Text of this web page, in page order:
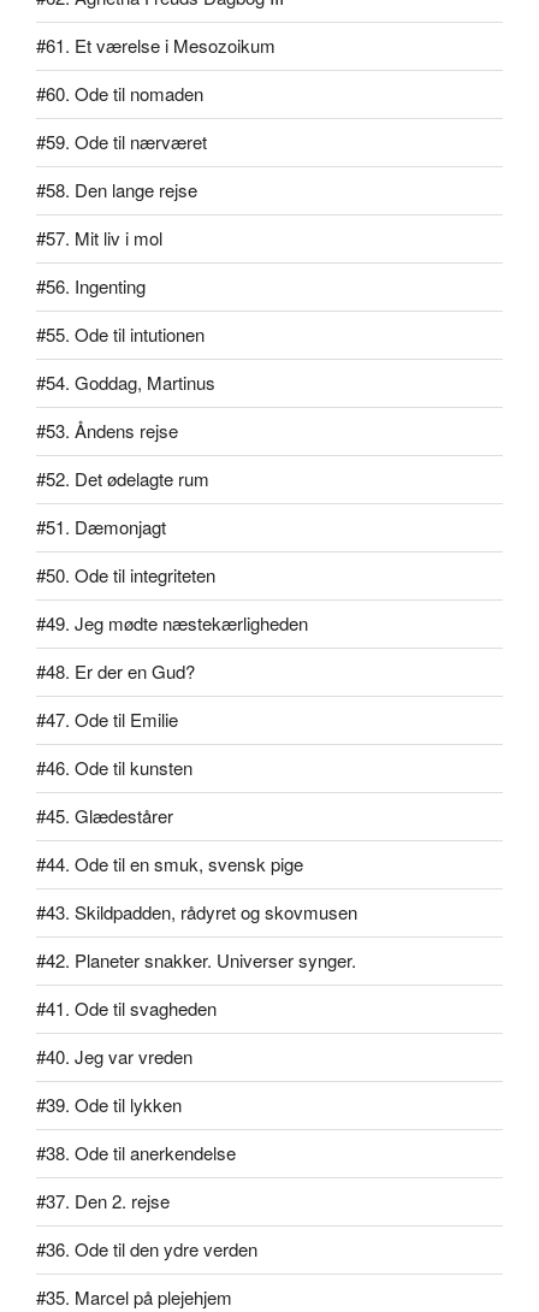
#61. Et værelse i Mesozoikum
#60. Ode til nomaden
#59. Ode til nærværet
#58. Den lange rejse
#57. Mit liv i mol
#56. Ingenting
#55. Ode til intutionen
#54. Goddag, Martinus
#53. Åndens rejse
#52. Det ødelagte rum
#51. Dæmonjagt
#50. Ode til integriteten
#49. Jeg mødte næstekærligheden
#48. Er der en Gud?
#47. Ode til Emilie
#46. Ode til kunsten
#45. Glædestårer
#44. Ode til en smuk, svensk pige
#43. Skildpadden, rådyret og skovmusen
#42. Planeter snakker. Universer synger.
#41. Ode til svagheden
#40. Jeg var vreden
#39. Ode til lykken
#38. Ode til anerkendelse
#37. Den 2. rejse
#36. Ode til den ydre verden
#35. Marcel på plejehjem